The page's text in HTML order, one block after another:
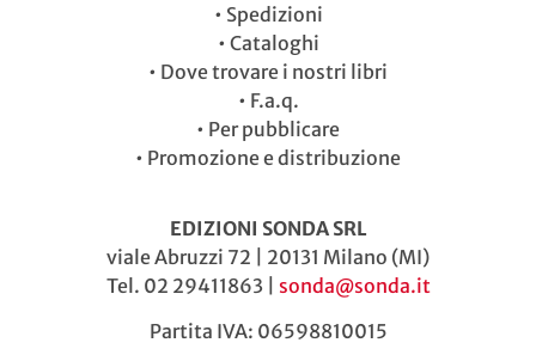
• Spedizioni
• Cataloghi
• Dove trovare i nostri libri
• F.a.q.
• Per pubblicare
• Promozione e distribuzione
EDIZIONI SONDA SRL
viale Abruzzi 72 | 20131 Milano (MI)
Tel. 02 29411863 | sonda@sonda.it
Partita IVA: 06598810015